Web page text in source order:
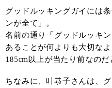
グッドルッキングガイには
ンが全て」。
名前の通り「グッドルッキ
あることが何よりも大切な
185cm以上が当たり前なのだ
ちなみに、叶恭子さんは、